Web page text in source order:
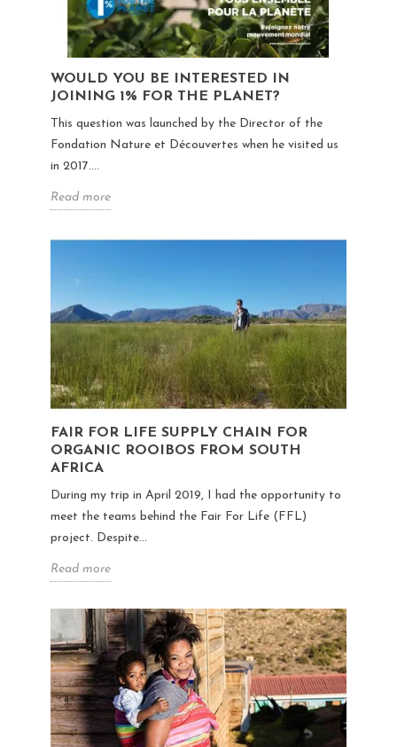
WOULD YOU BE INTERESTED IN
JOINING 1% FOR THE PLANET?
This question was launched by the Director of the
Fondation Nature et Découvertes when he visited us
in 2017....
Read more
FAIR FOR LIFE SUPPLY CHAIN FOR
ORGANIC ROOIBOS FROM SOUTH
AFRICA
During my trip in April 2019, I had the opportunity to
meet the teams behind the Fair For Life (FFL)
project. Despite...
Read more